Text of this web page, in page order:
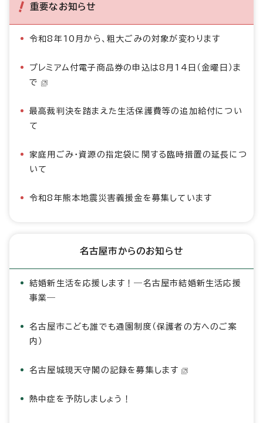
重要なお知らせ
令和8年10月から、粗大ごみの対象が変わります
プレミアム付電子商品券の申込は8月14日（金曜日）ま
で
最高裁判決を踏まえた生活保護費等の追加給付につい
て
家庭用ごみ・資源の指定袋に関する臨時措置の延長につ
いて
令和8年熊本地震災害義援金を募集しています
名古屋市からのお知らせ
結婚新生活を応援します！―名古屋市結婚新生活応援
事業―
名古屋市こども誰でも通園制度（保護者の方へのご案
内）
名古屋城現天守閣の記録を募集します
熱中症を予防しましょう！